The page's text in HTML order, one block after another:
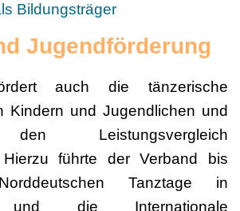
Bildungsträger
Jugendförderung
auch die tänzerische
Kindern und Jugendlichen und
Leistungsvergleich
Hierzu führte der Verband bis
Tanztage in
und die Internationale